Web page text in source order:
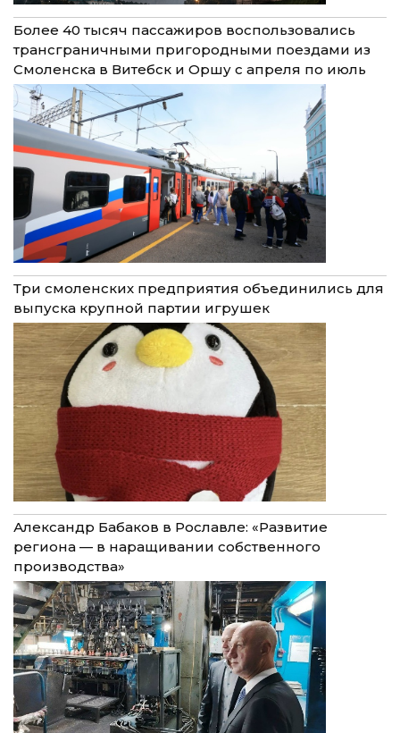
Более 40 тысяч пассажиров воспользовались
трансграничными пригородными поездами из
Смоленска в Витебск и Оршу с апреля по июль
Три смоленских предприятия объединились для
выпуска крупной партии игрушек
Александр Бабаков в Рославле: «Развитие
региона — в наращивании собственного
производства»